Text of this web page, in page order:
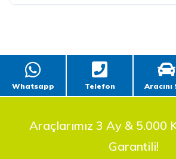
Whatsapp Telefon Aracını
Araçlarımız 3 Ay & 5.000
Garantili!